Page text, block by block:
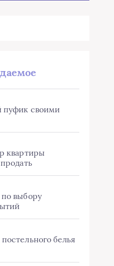
пуфик своими
квартиры
выбору
белья